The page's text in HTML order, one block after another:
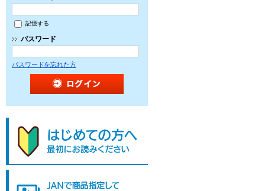
記憶する
パスワード
パスワードを忘れた方